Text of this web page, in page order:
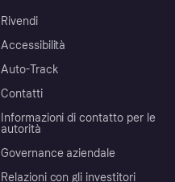
Rivendi
Accessibilità
Auto-Track
Contatti
Informazioni di contatto per le
autorità
Governance aziendale
Relazioni con gli investitori